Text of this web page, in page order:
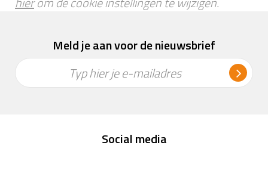
Meld je aan voor de nieuwsbrief
Typ hier je e-mailadres
Social media